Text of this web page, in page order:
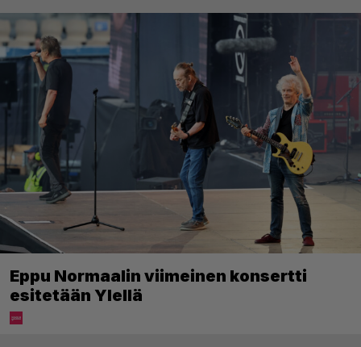
Eppu Normaalin viimeinen konsertti
esitetään Ylellä